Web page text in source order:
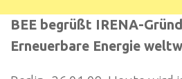
BEE begrüßt IRENA-
Erneuerbare Energie